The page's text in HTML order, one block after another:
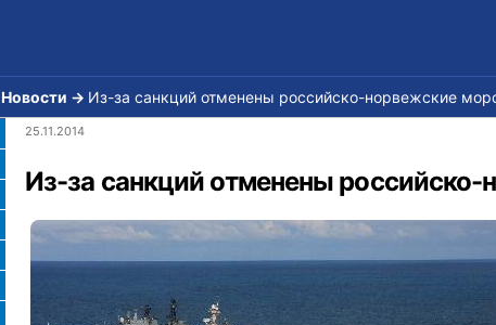
Новости → Из-за санкций отменены российско-норвежские
25.11.2014
Из-за санкций отменены